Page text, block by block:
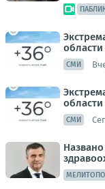
области
СМИ
области
СМИ